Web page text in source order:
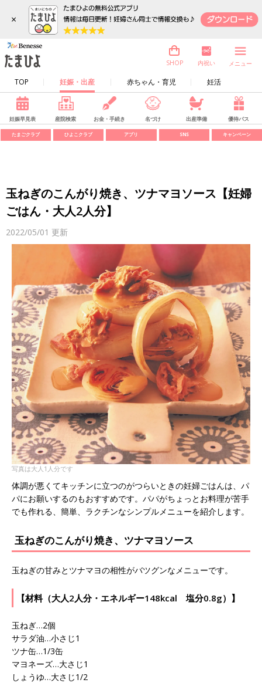
×
TOP 妊娠・出産 赤ちゃん・育児 妊活
SHOP 内祝い メニュー
妊娠早見表 産院検索 お金・手続き 名づけ 出産準備 優待パス
たまごクラブ ひよこクラブ アプリ SNS キャンペーン
玉ねぎのこんがり焼き、ツナマヨソース【妊婦
ごはん・大人2人分】
2022/05/01 更新
写真は大人1人分です
体調が悪くてキッチンに立つのがつらいときの妊婦ごはんは、パ
パにお願いするのもおすすめです。パパがちょっとお料理が苦手
でも作れる、簡単、ラクチンなシンプルメニューを紹介します。
玉ねぎのこんがり焼き、ツナマヨソース
玉ねぎの甘みとツナマヨの相性がバツグンなメニューです。
【材料（大人2人分・エネルギー148kcal 塩分0.8g）】
玉ねぎ…2個
サラダ油…小さじ1
ツナ缶…1/3缶
マヨネーズ…大さじ1
しょうゆ…大さじ1/2